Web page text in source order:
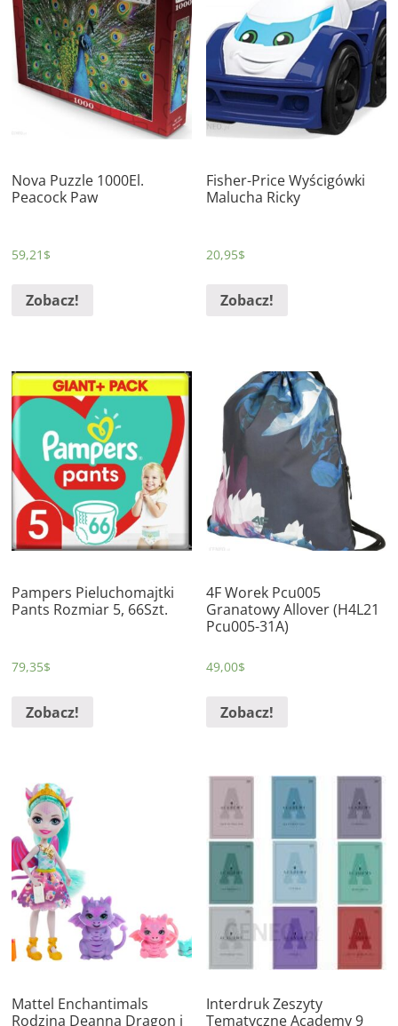
Nova Puzzle 1000El.
Peacock Paw
59,21 $
Zobacz!
Fisher-Price Wyścigówki
Malucha Ricky
20,95$
Zobacz!
Pampers Pieluchomajtki
Pants Rozmiar 5, 66Szt.
79,35$
Zobacz!
4F Worek Pcu005
Granatowy Allover (H4L21
Pcu005-31A)
49,00$
Zobacz!
Mattel Enchantimals
Rodzina Deanna Dragon i
Interdruk Zeszyty
Tematyczne Academy 9